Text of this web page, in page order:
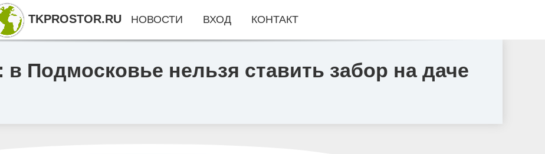
в Подмосковье нельзя ставить забор на даче
TKPROSTOR.RU НОВОСТИ ВХОД КОНТАКТ